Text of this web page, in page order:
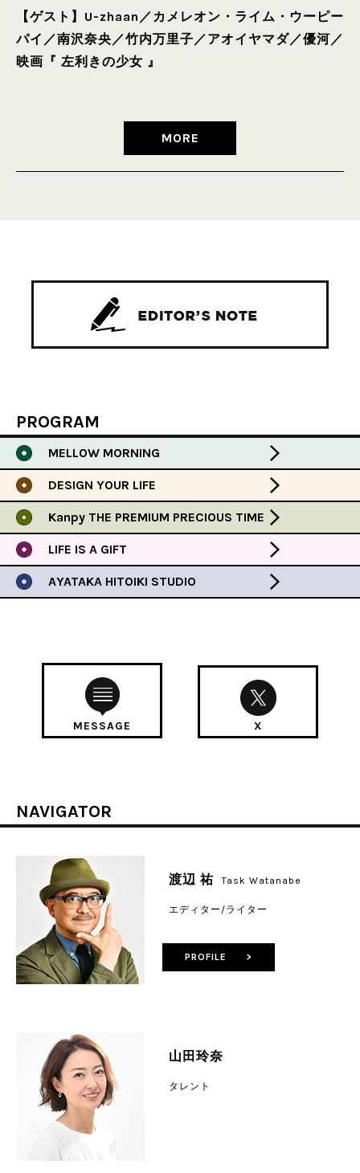
【ゲスト】 U-zhaan ／カメレオン・ライム・ウーピー
パイ ／南沢奈央／竹内万里子／アオイヤマダ／優河／
映画『 左利きの少女 』
MORE
PROGRAM
MELLOW MORNING
DESIGN YOUR LIFE
Kanpy THE PREMIUM PRECIOUS TIME
LIFE IS A GIFT
AYATAKA HITOIKI STUDIO
MESSAGE X
NAVIGATOR
渡辺 祐 Task Watanabe
エディター/ライター
山田玲奈
タレント
PROFILE >